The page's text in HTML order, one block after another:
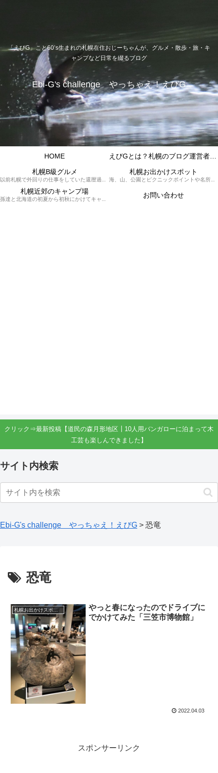
「えびG」こと60’s生まれの札幌在住おじーちゃんが、グルメ・散歩・旅・キ
ャンプなど日常を綴るブログ
Ebi-G's challenge やっちゃえ！えびG
HOME
札幌B級グルメ
以前札幌で外回りの仕事をしていた還暦過ぎブロガー「えびG」がランチ（サラリーマンランチ、サラメシ）を中心に、おそば、ラーメン、中華、日替わりランチを「札幌Bグルメ」と題してレポートしているブログカテゴリーのページです。現在は定年後の再雇用で札幌中とはいかなまでも会社の近くのすすきの界隈や家のある札幌市南区を中心に徘徊しております。
札幌お出かけスポット
海、山、公園とピクニックポイントや名所、旧跡などなど、、、、、札幌はもとより郊外の無理なく日帰りでいって帰ってこれるお出かけスポットを孫っち達（小学５、３年生、幼稚園年長さんの３人）とえびGがお出かけをして紹介しているページです。
札幌近郊のキャンプ場
孫達と北海道の初夏から初秋にかけてキャンプに出かけます。キャンプ場情報だったり料理だったり花火や遊びに虫取りとまさに「やっちゃえ！えびG」やりたい放題のブログです。 お問い合わせ
クリック⇒最新投稿【道民の森月形地区┃10人用バンガローに泊まって木
工芸も楽しんできました】
サイト内検索
Ebi-G's challenge やっちゃえ！えびG > 恐竜
恐竜
札幌お出かけスポット
やっと春になったのでドライブに
でかけてみた「三笠市博物館」
2022.04.03
スポンサーリンク